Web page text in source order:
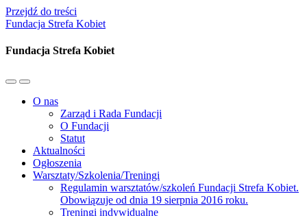
Przejdź do treści
Fundacja Strefa Kobiet
Fundacja Strefa Kobiet
Przełącz
mobilne
Przełącz
pole
wyszukiwania
O nas
Zarząd i Rada Fundacji
O Fundacji
Statut
Aktualności
Ogłoszenia
Warsztaty/Szkolenia/Treningi
Regulamin warsztatów/szkoleń Fundacji Strefa Kobiet.
Obowiązuje od dnia 19 sierpnia 2016 roku.
Treningi indywidualne